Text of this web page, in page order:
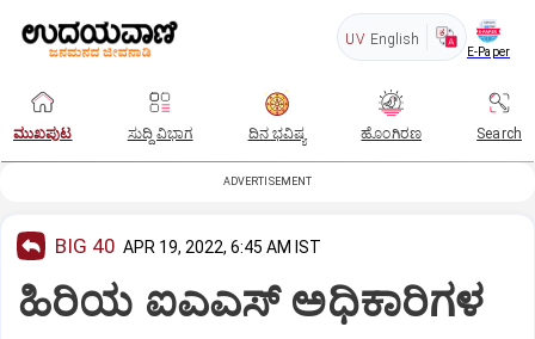
UV English
E-Paper
ಮುಖಪುಟ ಸುದ್ದಿ ವಿಭಾಗ ದಿನ ಭವಿಷ್ಯ ಹೊಂಗಿರಣ Search
ADVERTISEMENT
BIG 40 APR 19, 2022, 6:45 AM IST
ಹಿರಿಯ ಐಎಎಸ್‌ ಅಧಿಕಾರಿಗಳ